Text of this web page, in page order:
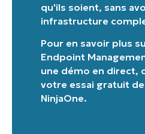
qu'ils soient, sans
infrastructure
Pour en savoir plus
Endpoint
une démo en direct,
votre essai gratuit
NinjaOne.